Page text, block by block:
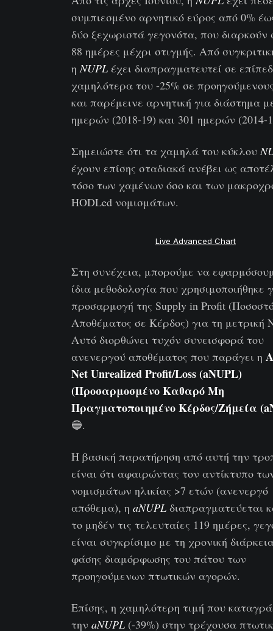
συμπιεσμένο αρνητικό εύρος από 0%
δύο ξεχωριστά γεγονότα, που διαρκούν
88 ημέρες μέχρι στιγμής. Από
η NUPL έχει διαπραγματευτεί σε
χαμηλότερα του -25% σε
και παρέμεινε αρνητική για διάστημα
ημερών (2018-19) και 301 ημερών (2014-
Σημειώστε ότι τα χαμηλά του κύκλου
έχουν επίσης σταδιακά ανέβει ως
τόσο των χαμένων όσο και των
HODLed νομισμάτων.
Live Advanced Chart
Στη συνέχεια, μπορούμε να
ίδια μεθοδολογία που χρησιμοποιήθηκε
προσαρμογή της Supply in Profit
Αποθέματος σε Κέρδος) για τη μετρική
Αυτό διορθώνει τυχόν συνεισφορά του
ανενεργού αποθέματος που παράγει η
Net Unrealized Profit/Loss (aNUPL)
(Προσαρμοσμένο Καθαρό Μη
Πραγματοποιημένο Κέρδος/Ζήμεία
🔵.
Η βασική παρατήρηση από αυτή την
είναι ότι αφαιρώντας τον αντίκτυπο
νομισμάτων ηλικίας >7 ετών (ανενεργό
απόθεμα), η aNUPL διαπραγματεύεται
το μηδέν τις τελευταίες 119 ημέρες,
είναι συγκρίσιμο με τη χρονική
φάσης διαμόρφωσης του πάτου των
προηγούμενων πτωτικών αγορών.
Επίσης, η χαμηλότερη τιμή που
την aNUPL (-39%) στην τρέχουσα